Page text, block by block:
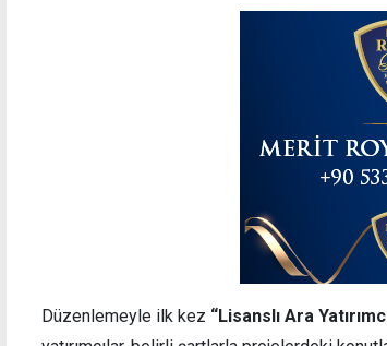
Düzenlemeyle ilk kez “Lisanslı Ara